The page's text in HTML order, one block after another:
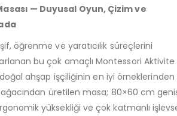
— Duyusal Oyun, Çizim ve
öğrenme ve yaratıcılık süreçlerini
bu çok amaçlı Montessori Aktivite
doğal ahşap işçiliğinin en iyi örneklerinden
ağacından üretilen masa; 80×60 cm
yüksekliği ve çok katmanlı